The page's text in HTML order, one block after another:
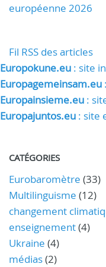
européenne 2026
Fil RSS des articles
Europokune.eu : site
Europagemeinsam.eu
Europainsieme.eu :
Europajuntos.eu : site
CATÉGORIES
Eurobaromètre (33)
Multilinguisme (12)
changement
enseignement(4)
Ukraine (4)
médias(2)